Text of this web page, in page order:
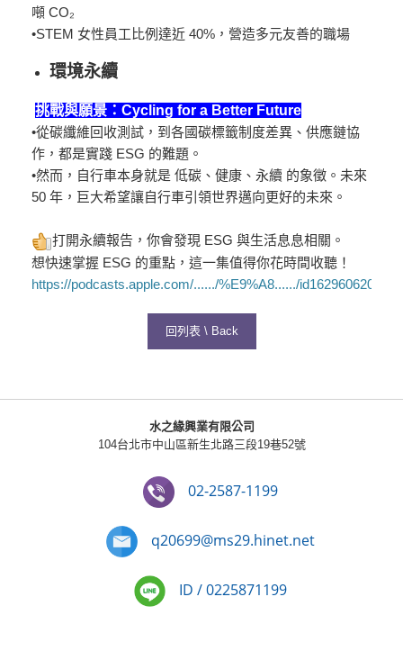
噸 CO₂
•STEM 女性員工比例達近 40%，營造多元友善的職場
環境永續
挑戰與願景：Cycling for a Better Future
•從碳纖維回收測試，到各國碳標籤制度差異、供應鏈協
作，都是實踐 ESG 的難題。
•然而，自行車本身就是 低碳、健康、永續 的象徵。未來
50 年，巨大希望讓自行車引領世界邁向更好的未來。​
打開永續報告，你會發現 ESG 與生活息息相關。
想快速掌握 ESG 的重點，這一集值得你花時間收聽！
https://podcasts.apple.com/....../%E9%A8....../id1629606206
回列表 \ Back
水之緣興業有限公司
104台北市中山區新生北路三段19巷52號
02-2587-1199
q20699@ms29.hinet.net
ID / 0225871199